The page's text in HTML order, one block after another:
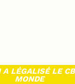
A LÉGALISÉ LE
MONDE